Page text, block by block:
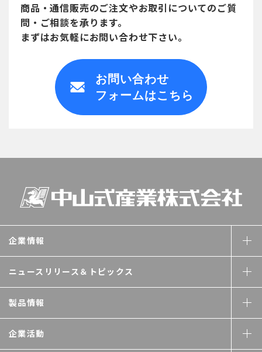
商品・通信販売のご注文やお取引についてのご質
問・ご相談を承ります。
まずはお気軽にお問い合わせ下さい。
お問い合わせ
フォームはこちら
企業情報
ニュースリリース＆ トピックス
製品情報
企業活動